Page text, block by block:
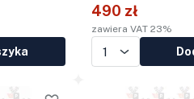
490 zł
zawiera VAT 23%